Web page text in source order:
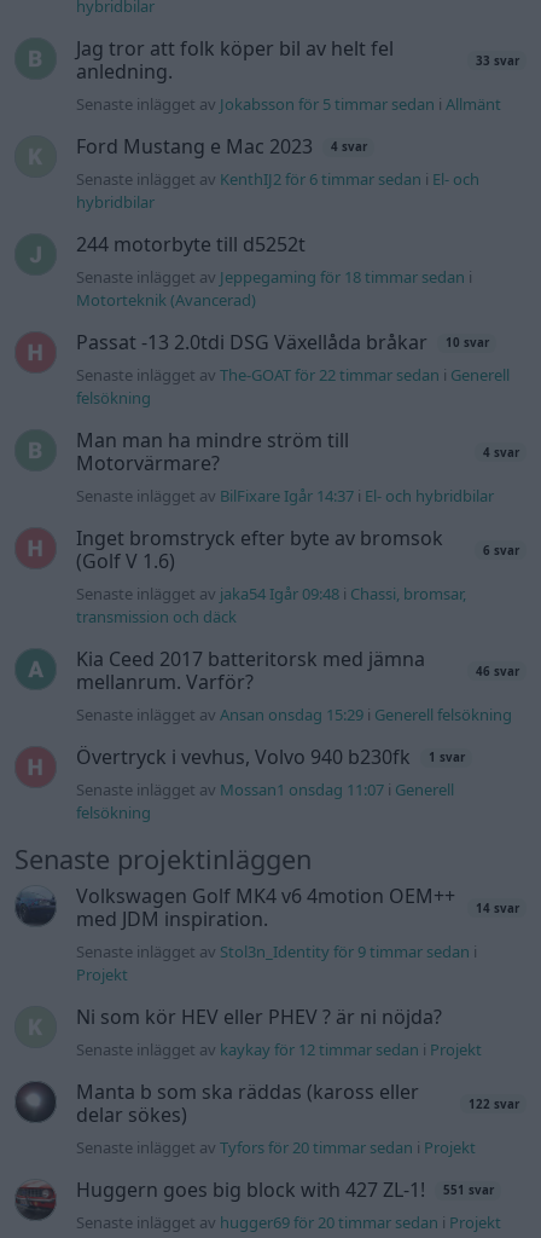
hybridbilar
Jag tror att folk köper bil av helt fel
anledning.
33 svar
Senaste inlägget av Jokabsson för 5 timmar sedan iAllmänt
Ford Mustang e Mac 2023 4 svar
Senaste inlägget av KenthIJ2 för 6 timmar sedan i El- och
hybridbilar
244 motorbyte till d5252t
Senaste inlägget av Jeppegaming för 18 timmar sedan i
Motorteknik (Avancerad)
Passat -13 2.0tdi DSG Växellåda bråkar 10 svar
Senaste inlägget avThe-GOAT för 22 timmar sedan i Generell
felsökning
Man man ha mindre ström till
Motorvärmare?
4 svar
Senaste inlägget av BilFixare Igår 14:37 i El- och hybridbilar
Inget bromstryck efter byte av bromsok
(Golf V 1.6)
6 svar
Senaste inlägget av jaka54 Igår 09:48 i Chassi, bromsar,
transmission och däck
Kia Ceed 2017 batteritorsk med jämna
mellanrum. Varför?
46 svar
Senaste inlägget avAnsan onsdag 15:29 i Generell felsökning
Övertryck i vevhus, Volvo 940 b230fk 1 svar
Senaste inlägget av Mossan1 onsdag 11:07 i Generell
felsökning
Senaste projektinläggen
Volkswagen Golf MK4 v6 4motion OEM++
med JDM inspiration.
14 svar
Senaste inlägget av Stol3n_Identity för 9 timmar sedan i
Projekt
Ni som kör HEV eller PHEV ? är ni nöjda?
Senaste inlägget av kaykay för 12 timmar sedan i Projekt
Manta b som ska räddas (kaross eller
delar sökes)
122 svar
Senaste inlägget avTyfors för 20 timmar sedan i Projekt
Huggern goes big block with 427 ZL-1! 551 svar
Senaste inlägget av hugger69 för 20 timmar sedan i Projekt